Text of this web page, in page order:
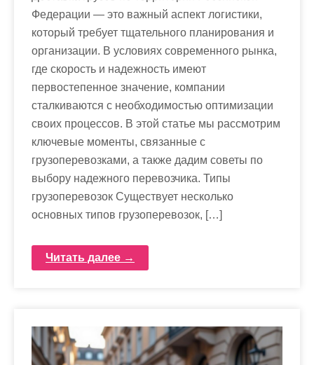
Федерации — это важный аспект логистики,
который требует тщательного планирования и
организации. В условиях современного рынка,
где скорость и надежность имеют
первостепенное значение, компании
сталкиваются с необходимостью оптимизации
своих процессов. В этой статье мы рассмотрим
ключевые моменты, связанные с
грузоперевозками, а также дадим советы по
выбору надежного перевозчика. Типы
грузоперевозок Существует несколько
основных типов грузоперевозок, […]
Читать далее →